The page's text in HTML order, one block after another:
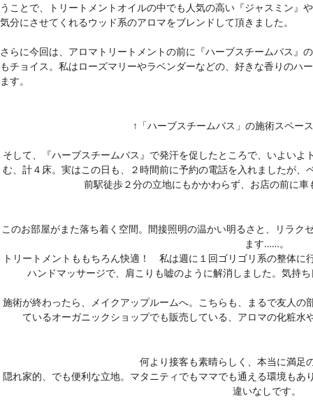
うことで、トリートメントオイルの中でも人気の高い『ジャスミン』
気分にさせてくれるウッド系のアロマをブレンドして頂きました。
さらに今回は、アロマトリートメントの前に『ハーブスチームバス』
もチョイス。私はローズマリーやラベンダーなどの、好きな香りのハ
ます。
↑「ハーブスチームバス」の施術スペー
そして、『ハーブスチームバス』で発汗を促したところで、いよい
む、計４床。実はこの日も、２時間前に予約の電話を入れましたが
前駅徒歩２分の立地にもかかわらず、お店の前に
このお部屋がまた落ち着く空間。間接照明の温かい明るさと、リラク
ます……。
トリートメントももちろん快適！ 私は週に１回ゴリゴリ系の整体に
ハンドマッサージで、肩こりも嘘のように解消しました。気持
施術が終わったら、メイクアップルームへ。こちらも、まるで友人
ているオーガニックショップでも販売している、アロマの化粧
何より接客も素晴らしく、本当に満足
隠れ家的、でも便利な立地。マタニティでもママでも通える環境も
違いなしです。